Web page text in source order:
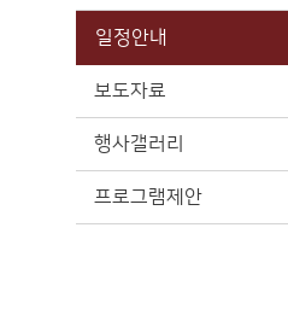
일정안내
보도자료
행사갤러리
프로그램제안